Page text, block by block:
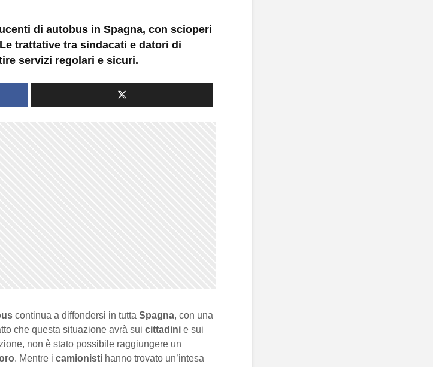
di autobus in Spagna, con scioperi
trattative tra sindacati e datori di
servizi regolari e sicuri.
continua a diffondersi in tutta Spagna, con una
che questa situazione avrà sui cittadini e sui
non è stato possibile raggiungere un
. Mentre i camionisti hanno trovato un’intesa